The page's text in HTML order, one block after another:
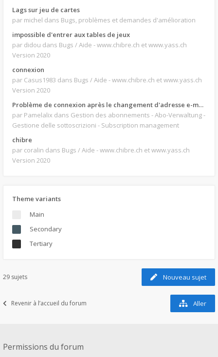
Lags sur jeu de cartes
par michel dans Bugs, problèmes et demandes d'amélioration
impossible d'entrer aux tables de jeux
par didou dans Bugs / Aide - www.chibre.ch et www.yass.ch
Version 2020
connexion
par Casus1983 dans Bugs / Aide - www.chibre.ch et www.yass.ch
Version 2020
Problème de connexion après le changement d'adresse e-mail.
par Pamelalix dans Gestion des abonnements - Abo-Verwaltung -
Gestione delle sottoscrizioni - Subscription management
chibre
par coralin dans Bugs / Aide - www.chibre.ch et www.yass.ch
Version 2020
Theme variants
Main
Secondary
Tertiary
Nouveau sujet
29 sujets
Revenir à l’accueil du forum Aller
Permissions du forum